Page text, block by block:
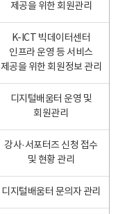
제공을 위한 회원관리
K-ICT 빅데이터센터
인프라 운영 등 서비스
제공을 위한 회원정보 관리
디지털배움터 운영 및
회원관리
강사·서포터즈 신청 접수
및 현황 관리
디지털배움터 문의자 관리